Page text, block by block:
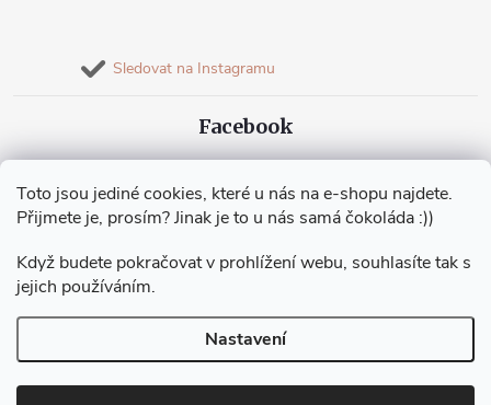
Toto jsou jediné cookies, které u nás na e-shopu najdete.
Přijmete je, prosím? Jinak je to u nás samá čokoláda :))
Když budete pokračovat v prohlížení webu, souhlasíte tak s
jejich používáním.
Nastavení
Sledovat na Instagramu
Facebook
Vytvořil Shoptet
Copyright 2026Jakub Vobořil Chocolatier. Všechna práva vyhrazena.